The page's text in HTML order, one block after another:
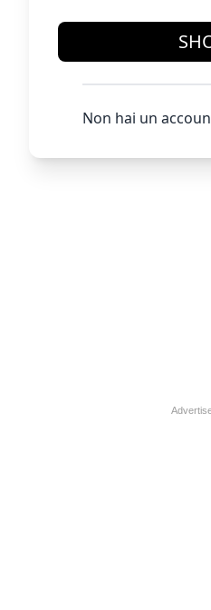
Non hai un